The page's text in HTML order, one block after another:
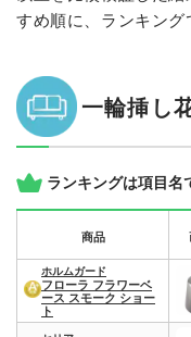
すめ順に、ランキング
一輪挿し
ランキングは項目名
商品
ホルムガード
フローラ フラワーベ
ース スモーク ショー
ト